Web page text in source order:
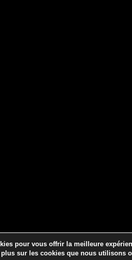
pour vous offrir la meilleure
sur les cookies que nous utilisons